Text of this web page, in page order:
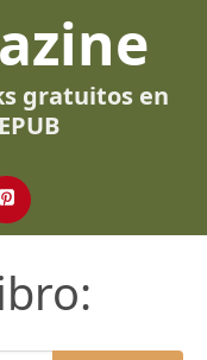
gratuitos en